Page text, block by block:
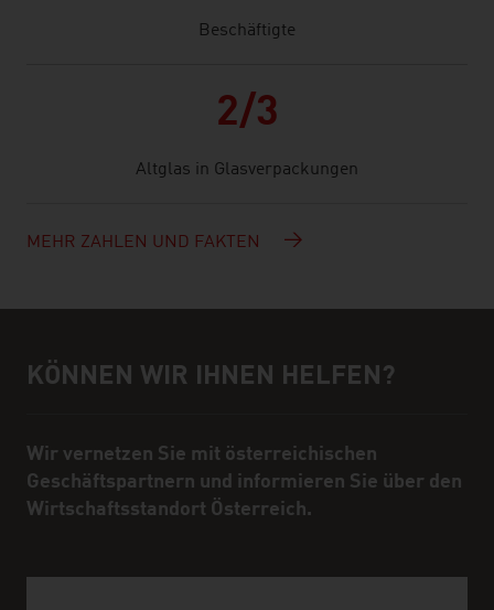
Beschäftigte
2/3
Altglas in Glasverpackungen
MEHR ZAHLEN UND FAKTEN
Hilfe und Ansprechpartner
KÖNNEN WIR IHNEN HELFEN?
Wir vernetzen Sie mit österreichischen
Geschäftspartnern und informieren Sie über den
Wirtschaftsstandort Österreich.